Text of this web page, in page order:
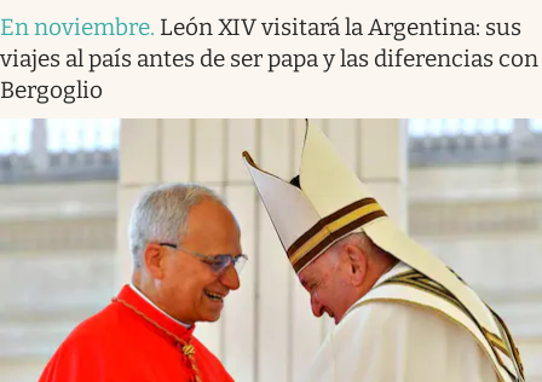
En noviembre. León XIV visitará la Argentina: sus
viajes al país antes de ser papa y las diferencias con
Bergoglio